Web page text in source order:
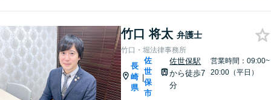
竹口 将太 弁護士
竹口・堀法律事務所
長
崎
県
|
佐
世
保
市
佐世保駅
から徒歩7
分
営業時間：09:00~
20:00（平日）